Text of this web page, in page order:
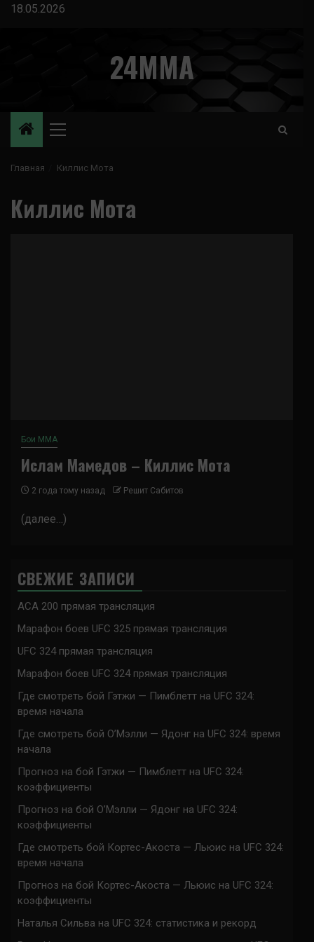
Перейти
18.05.2026
24MMA
Основное
Главная Киллис Мота
Киллис Мота
Бои ММА
Ислам Мамедов – Киллис Мота
2 года тому назад Решит Сабитов
(далее…)
СВЕЖИЕ ЗАПИСИ
ACA 200 прямая трансляция
Марафон боев UFC 325 прямая трансляция
UFC 324 прямая трансляция
Марафон боев UFC 324 прямая трансляция
Где смотреть бой Гэтжи — Пимблетт на UFC 324:
время начала
Где смотреть бой О’Мэлли — Ядонг на UFC 324: время
начала
Прогноз на бой Гэтжи — Пимблетт на UFC 324:
коэффициенты
Прогноз на бой О’Мэлли — Ядонг на UFC 324:
коэффициенты
Где смотреть бой Кортес-Акоста — Льюис на UFC 324:
время начала
Прогноз на бой Кортес-Акоста — Льюис на UFC 324:
коэффициенты
Наталья Сильва на UFC 324: статистика и рекорд